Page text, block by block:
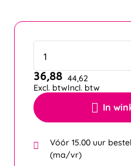
In
36,88
Excl. btw
44,62
Incl. btw
Vóór 15.00 uur
(ma/vr)